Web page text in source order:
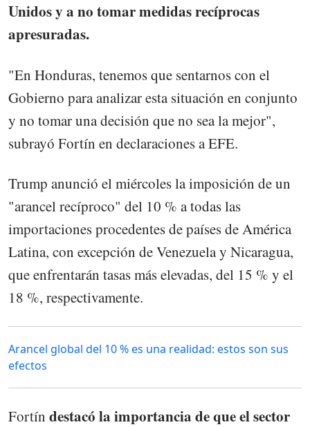
Unidos y a no tomar medidas recíprocas
apresuradas.
"En Honduras, tenemos que sentarnos con el
Gobierno para analizar esta situación en conjunto
y no tomar una decisión que no sea la mejor",
subrayó Fortín en declaraciones a EFE.
Trump anunció el miércoles la imposición de un
"arancel recíproco" del 10 % a todas las
importaciones procedentes de países de América
Latina, con excepción de Venezuela y Nicaragua,
que enfrentarán tasas más elevadas, del 15 % y el
18 %, respectivamente.
Arancel global del 10 % es una realidad: estos son sus
efectos
Fortín destacó la importancia de que el sector